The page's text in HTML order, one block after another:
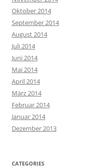
Oktober 2014
September 2014
August 2014
Juli 2014
Juni 2014
Mai 2014
April 2014
März 2014
Februar 2014
Januar 2014
Dezember 2013
CATEGORIES